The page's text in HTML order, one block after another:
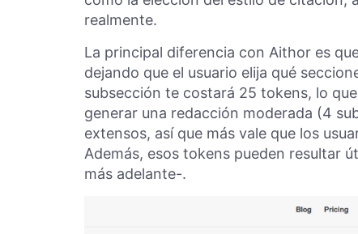
realmente.
La principal diferencia con Aithor es
dejando que el usuario elija qué
subsección te costará 25 tokens, lo
generar una redacción moderada (4
extensos, así que más vale que los
Además, esos tokens pueden resultar
más adelante-.